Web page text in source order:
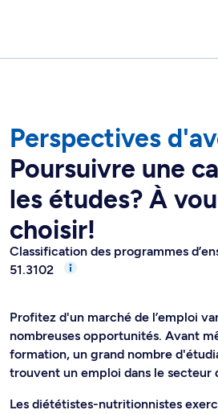
Perspectives
Poursuivre une
les études? À
choisir!
Classification des programmes
51.3102
Profitez d'un marché de l’emploi
nombreuses opportunités. Avant
formation, un grand nombre
trouvent un emploi dans le secteur
Les diététistes-nutritionnistes